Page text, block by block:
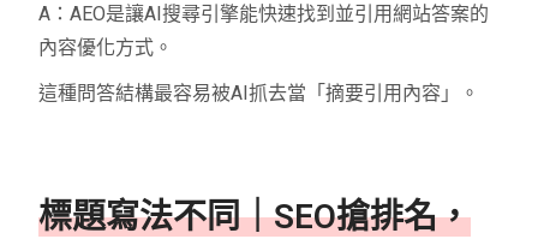
A：AEO是讓AI搜尋引擎能快速找到並引用網站答案的
內容優化方式。
這種問答結構最容易被AI抓去當「摘要引用內容」。
標題寫法不同｜SEO搶排名，